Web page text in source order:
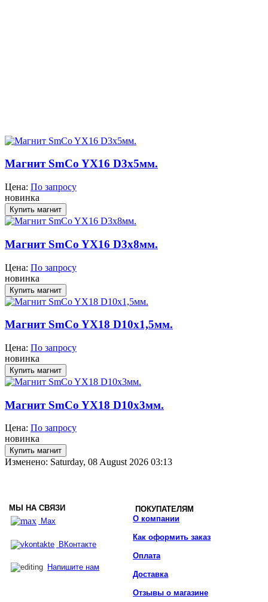
Магнит SmCo YX16 D3x5мм.
Цена: По запросу
новинка
Магнит SmCo YX16 D3x8мм.
Цена: По запросу
новинка
Магнит SmCo YX18 D10x1,5мм.
Цена: По запросу
новинка
Магнит SmCo YX18 D10x3мм.
Цена: По запросу
новинка
Изменено: Saturday, 08 August 2026 03:13
МЫ НА СВЯЗИ
ПОКУПАТЕЛЯМ
Max
ВКонтакте
Напишите нам
О компании
Как оформить заказ
Оплата
Доставка
Отзывы о магазине